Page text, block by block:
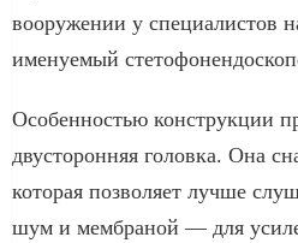
вооружении у специалистов
именуемый
Особенностью конструкции
двусторонняя головка. Она
которая позволяет лучше
шум и мембраной — для